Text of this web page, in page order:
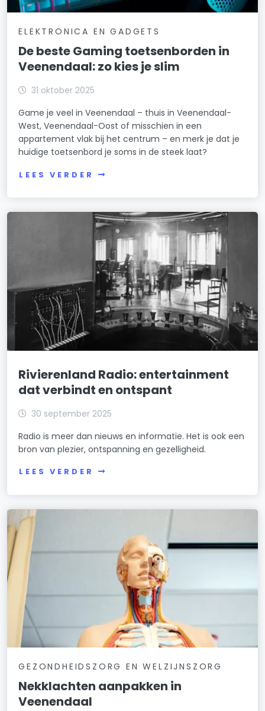
ELEKTRONICA EN GADGETS
De beste Gaming toetsenborden in
Veenendaal: zo kies je slim
31 oktober 2025
Game je veel in Veenendaal – thuis in Veenendaal-
West, Veenendaal-Oost of misschien in een
appartement vlak bij het centrum – en merk je dat je
huidige toetsenbord je soms in de steek laat?
LEES VERDER
Rivierenland Radio: entertainment
dat verbindt en ontspant
30 september 2025
Radio is meer dan nieuws en informatie. Het is ook een
bron van plezier, ontspanning en gezelligheid.
LEES VERDER
GEZONDHEIDSZORG EN WELZIJNSZORG
Nekklachten aanpakken in
Veenendaal